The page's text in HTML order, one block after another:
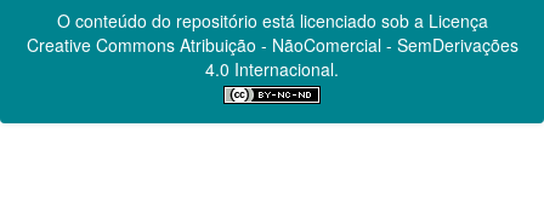
O conteúdo do repositório está licenciado sob a Licença
Creative CommonsAtribuição - NãoComercial - SemDerivações
4.0 Internacional.